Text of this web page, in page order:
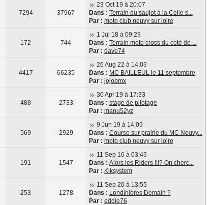
7294 37967
23 Oct 19 à 20:07
Dans : Terrain du saujot à la Celle s...
Par : moto club neuvy sur loire
172 744
1 Jul 18 à 09:29
Dans : Terrain moto cross du coté de ...
Par : dave74
4417 66235
26 Aug 22 à 14:03
Dans : MC BAILLEUL le 11 septembre
Par : jojobmx
488 2733
30 Apr 19 à 17:33
Dans : stage de pilotage
Par : manu52yz
569 2929
9 Jun 19 à 14:09
Dans : Course sur prairie du MC Neuvy...
Par : moto club neuvy sur loire
191 1547
11 Sep 16 à 03:43
Dans : Alors les Riders !!!? On cherc...
Par : Kiksystem
253 1278
11 Sep 20 à 13:55
Dans : Londinieres Demain ?
Par : eddie76